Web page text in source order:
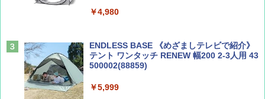
球の歩き方A ヨーロッパ
ァキア 2026～2027 地球の歩き方A ヨーロッ
￥4,980
ENDLESS BASE 《めざましテレビで紹介》
テント ワンタッチ RENEW 幅200 2-3人用 43
500002(88859)
￥5,999